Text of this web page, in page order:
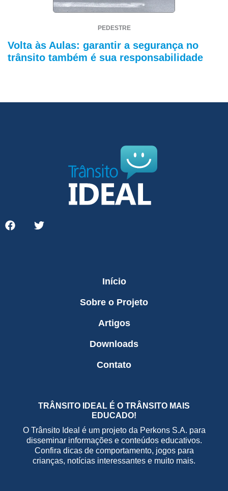
PEDESTRE
Volta às Aulas: garantir a segurança no
trânsito também é sua responsabilidade
Início
Sobre o Projeto
Artigos
Downloads
Contato
TRÂNSITO IDEAL É O TRÂNSITO MAIS
EDUCADO!
O Trânsito Ideal é um projeto da Perkons S.A. para
disseminar informações e conteúdos educativos.
Confira dicas de comportamento, jogos para
crianças, notícias interessantes e muito mais.